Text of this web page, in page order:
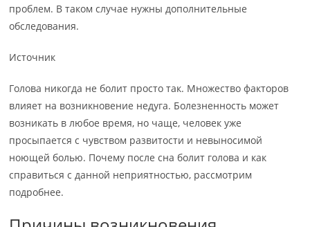
проблем. В таком случае нужны дополнительные
обследования.
Источник
Голова никогда не болит просто так. Множество факторов
влияет на возникновение недуга. Болезненность может
возникать в любое время, но чаще, человек уже
просыпается с чувством развитости и невыносимой
ноющей болью. Почему после сна болит голова и как
справиться с данной неприятностью, рассмотрим
подробнее.